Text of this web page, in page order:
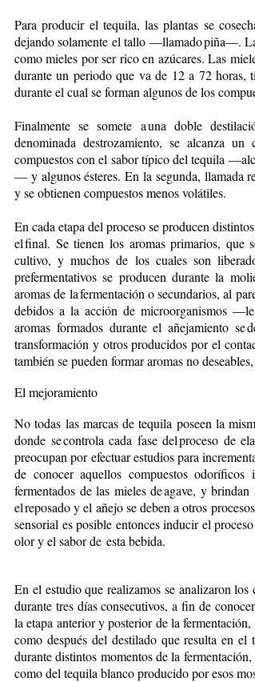
Para producir el tequila, las plantas se
dejando solamente el tallo —llama­do piña—.
como mieles por ser rico en azúcares. Las
durante un periodo que va de 12 a 72 horas,
durante el cual se forman algunos de los
Finalmente se somete a una doble
denominada destrozamiento, se alcanza
compuestos con el sabor típico del tequila
— y algunos ésteres. En la segunda, llamada
y se obtienen compuestos menos volátiles.
En cada etapa del proceso se producen
el final. Se tienen los aromas primarios,
cultivo, y muchos de los cuales son
prefermentativos se producen durante la
aromas de la fermentación o secundarios, al
debidos a la acción de microorganismos
aromas formados durante el añejamiento
transformación y otros producidos por el
también se pueden formar aromas no
El mejoramiento
No todas las marcas de tequila poseen la
donde se controla cada fase del proceso de
preocupan por efectuar estudios para
de conocer aquellos compuestos
fermentados de las mieles de agave, y
el reposado y el añejo se deben a otros
sensorial es posible entonces inducir el
olory el sabor de esta bebida.
En el estudio que realizamos se analizaron
durante tres días consecutivos, a fin de
la etapa anterior y posterior de la
como des­pués del destilado que resulta en el
durante distintos momentos de la
como del tequila blanco producido por esos